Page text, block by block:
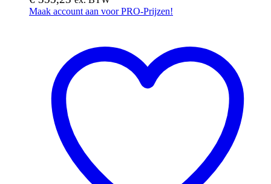
Maak account aan voor PRO-Prijzen!